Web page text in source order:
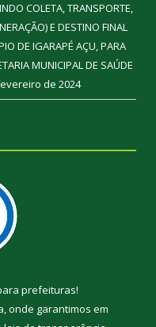
COLETA, TRANSPORTE,
E DESTINO FINAL
DE IGARAPÉ AÇU, PARA
MUNICIPAL DE SAÚDE
de 2024
prefeituras!
onde garantimos em